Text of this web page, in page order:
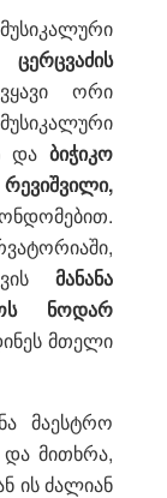
ორი
დაბიჭიკო
მანანა
ნოდარ
მთელი
მაესტრო
მითხრა,
ის ძალიან